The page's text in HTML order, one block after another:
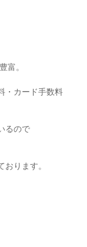
富。
・カード手数料
るので
ります。